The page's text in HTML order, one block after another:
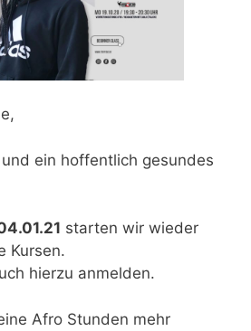
und ein hoffentlich gesundes
starten wir wieder
Kursen.
hierzu anmelden.
Afro Stunden mehr